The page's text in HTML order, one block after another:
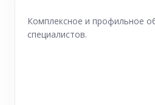
Комплексное и профильное
специалистов.